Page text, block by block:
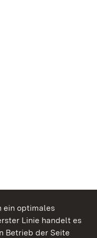
ein optimales
Linie handelt es
Betrieb der Seite